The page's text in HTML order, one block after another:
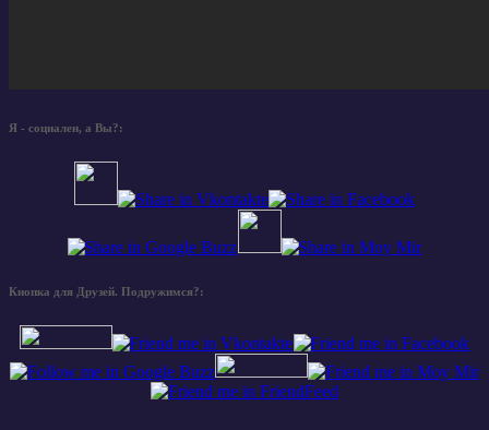
Я - социален, а Вы?:
Кнопка для Друзей. Подружимся?: